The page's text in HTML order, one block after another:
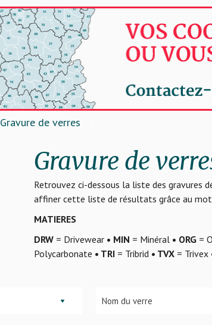
Gravure de verres
Gravure de
Retrouvez ci-dessous la liste des gravures
affiner cette liste de résultats grâce au
MATIERES
DRW= Drivewear • MIN = Minéral • ORG=
Polycarbonate • TRI= Tribrid • TVX= Trivex